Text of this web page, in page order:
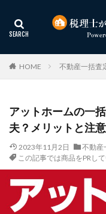
HOME 不動産一括査
アットホームの一
夫？メリットと注
2023年11月2日
不動産
この記事では商品をPRし